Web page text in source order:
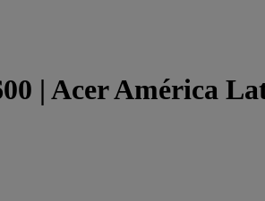
| Acer América